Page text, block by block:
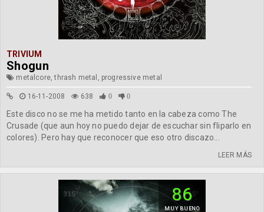
TRIVIUM
Shogun
metalcore, thrash metal, progressive metal
16-11-2008 638 0 0
Este disco no se me ha metido tanto en la cabeza como The
Crusade (que aun hoy no puedo dejar de escuchar sin fliparlo en
colores). Pero hay que reconocer que eso otro discazo...
LEER MÁS
86
MUY BUENO